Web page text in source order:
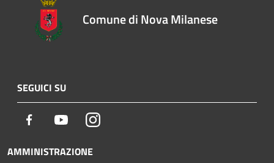
Comune di Nova Milanese
SEGUICI SU
Facebook YoutubeInstagram
AMMINISTRAZIONE